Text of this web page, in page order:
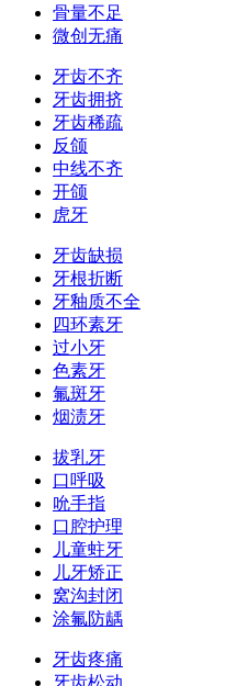
骨量不足
微创无痛
牙齿不齐
牙齿拥挤
牙齿稀疏
反颌
中线不齐
开颌
虎牙
牙齿缺损
牙根折断
牙釉质不全
四环素牙
过小牙
色素牙
氟斑牙
烟渍牙
拔乳牙
口呼吸
吮手指
口腔护理
儿童蛀牙
儿牙矫正
窝沟封闭
涂氟防龋
牙齿疼痛
牙齿松动